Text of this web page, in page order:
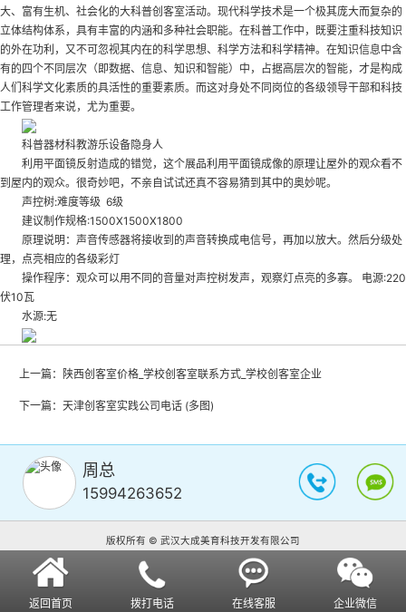
大、富有生机、社会化的大科普创客室活动。现代科学技术是一个极其庞大而复杂的
立体结构体系，具有丰富的内涵和多种社会职能。在科普工作中，既要注重科技知识
的外在功利，又不可忽视其内在的科学思想、科学方法和科学精神。在知识信息中含
有的四个不同层次（即数据、信息、知识和智能）中，占据高层次的智能，才是构成
人们科学文化素质的具活性的重要素质。而这对身处不同岗位的各级领导干部和科技
工作管理者来说，尤为重要。
科普器材科教游乐设备隐身人
利用平面镜反射造成的错觉，这个展品利用平面镜成像的原理让屋外的观众看不
到屋内的观众。很奇妙吧，不亲自试试还真不容易猜到其中的奥妙呢。
声控树:难度等级 6级
建议制作规格:1500X1500X1800
原理说明：声音传感器将接收到的声音转换成电信号，再加以放大。然后分级处
理，点亮相应的各级彩灯
操作程序：观众可以用不同的音量对声控树发声，观察灯点亮的多寡。 电源:220
伏10瓦
水源:无
上一篇： 陕西创客室价格_学校创客室联系方式_学校创客室企业
下一篇： 天津创客室实践公司电话 (多图)
周总
15994263652
版权所有 © 武汉大成美育科技开发有限公司
返回首页 拨打电话 在线客服 企业微信